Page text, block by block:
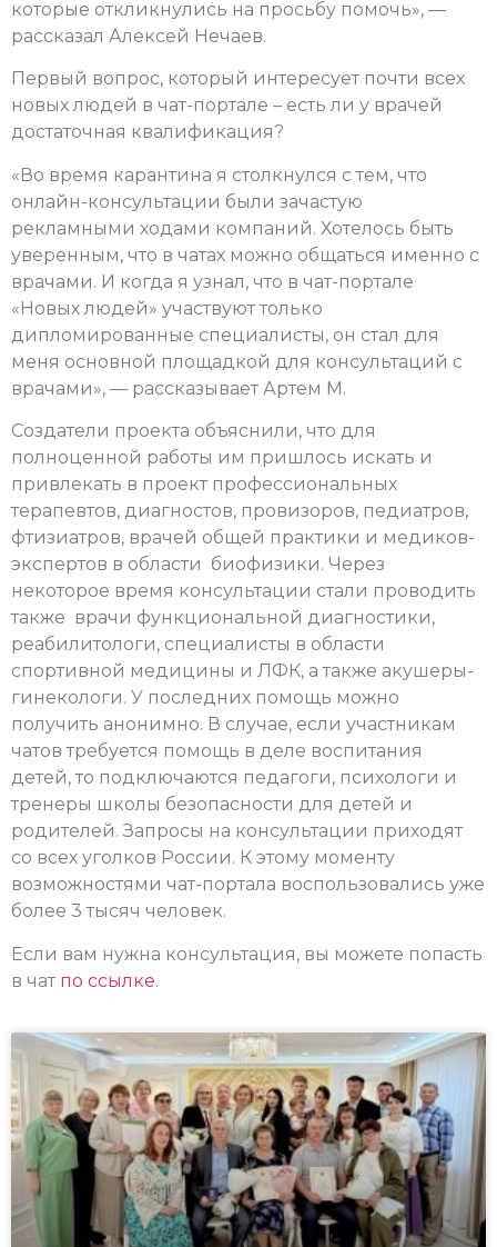
которые откликнулись на просьбу помочь», —
рассказал Алексей Нечаев.
Первый вопрос, который интересует почти всех
новых людей в чат-портале – есть ли у врачей
достаточная квалификация?
«Во время карантина я столкнулся с тем, что
онлайн-консультации были зачастую
рекламными ходами компаний. Хотелось быть
уверенным, что в чатах можно общаться именно с
врачами. И когда я узнал, что в чат-портале
«Новых людей» участвуют только
дипломированные специалисты, он стал для
меня основной площадкой для консультаций с
врачами», — рассказывает Артем М.
Создатели проекта объяснили, что для
полноценной работы им пришлось искать и
привлекать в проект профессиональных
терапевтов, диагностов, провизоров, педиатров,
фтизиатров, врачей общей практики и медиков-
экспертов в области биофизики. Через
некоторое время консультации стали проводить
также врачи функциональной диагностики,
реабилитологи, специалисты в области
спортивной медицины и ЛФК, а также акушеры-
гинекологи. У последних помощь можно
получить анонимно. В случае, если участникам
чатов требуется помощь в деле воспитания
детей, то подключаются педагоги, психологи и
тренеры школы безопасности для детей и
родителей. Запросы на консультации приходят
со всех уголков России. К этому моменту
возможностями чат-портала воспользовались уже
более 3 тысяч человек.
Если вам нужна консультация, вы можете попасть
в чат по ссылке.